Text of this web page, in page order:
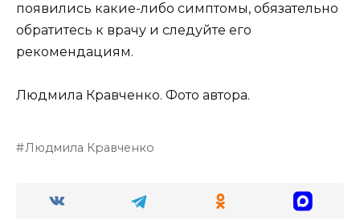
появились какие-либо симптомы, обязательно
обратитесь к врачу и следуйте его
рекомендациям.
Людмила Кравченко. Фото автора.
Людмила Кравченко